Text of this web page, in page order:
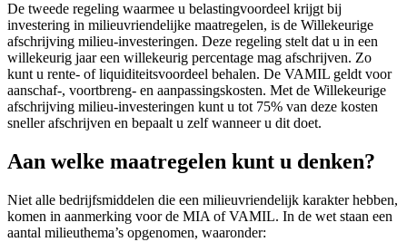
De tweede regeling waarmee u belastingvoordeel krijgt bij
investering in milieuvriendelijke maatregelen, is de Willekeurige
afschrijving milieu-investeringen. Deze regeling stelt dat u in een
willekeurig jaar een willekeurig percentage mag afschrijven. Zo
kunt u rente- of liquiditeitsvoordeel behalen. De VAMIL geldt voor
aanschaf-, voortbreng- en aanpassingskosten. Met de Willekeurige
afschrijving milieu-investeringen kunt u tot 75% van deze kosten
sneller afschrijven en bepaalt u zelf wanneer u dit doet.
Aan welke maatregelen kunt u denken?
Niet alle bedrijfsmiddelen die een milieuvriendelijk karakter hebben,
komen in aanmerking voor de MIA of VAMIL. In de wet staan een
aantal milieuthema’s opgenomen, waaronder: